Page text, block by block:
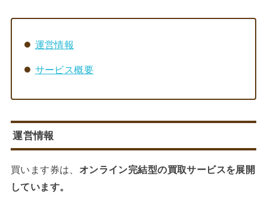
運営情報
サービス概要
運営情報
買います券は、 オンライン完結型の買取サービスを展開
しています。